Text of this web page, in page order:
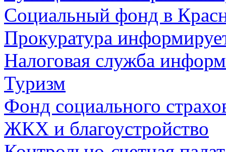
Социальный фонд в
Прокуратура
Налоговая служба
Туризм
Фонд социального
ЖКХ и благоустройство